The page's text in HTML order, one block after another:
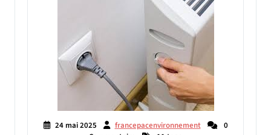
24 mai 2025 francepacenvironnement
0